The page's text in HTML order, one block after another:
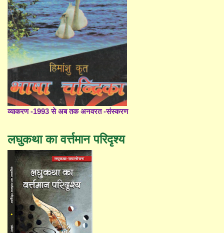
व्याकरण -1993 से अब तक अनवरत -संस्करण
लघुकथा का वर्त्तमान परिदृश्य